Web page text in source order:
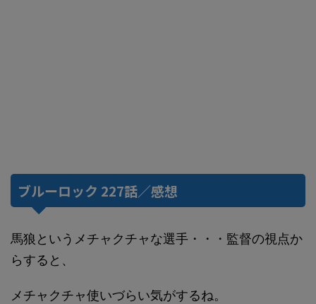
ブルーロック 227話／感想
馬狼というメチャクチャな選手・・・監督の視点か
らすると、
メチャクチャ使いづらい気がするね。